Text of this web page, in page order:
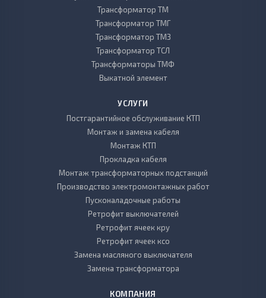
Трансформатор ТМ
Трансформатор ТМГ
Трансформатор ТМЗ
Трансформатор ТСЛ
Трансформаторы ТМФ
Выкатной элемент
УСЛУГИ
Постгарантийное обслуживание КТП
Монтаж и замена кабеля
Монтаж КТП
Прокладка кабеля
Монтаж трансформаторных подстанций
Производство электромонтажных работ
Пусконаладочные работы
Ретрофит выключателей
Ретрофит ячеек кру
Ретрофит ячеек ксо
Замена масляного выключателя
Замена трансформатора
КОМПАНИЯ